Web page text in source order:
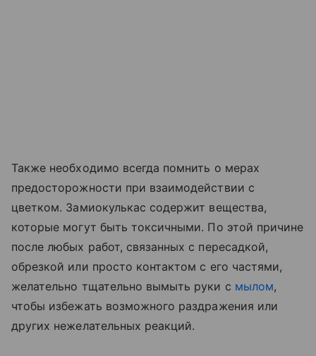
Также необходимо всегда помнить о мерах
предосторожности при взаимодействии с
цветком. Замиокулькас содержит вещества,
которые могут быть токсичными. По этой причине
после любых работ, связанных с пересадкой,
обрезкой или просто контактом с его частями,
желательно тщательно вымыть руки с мылом,
чтобы избежать возможного раздражения или
других нежелательных реакций.